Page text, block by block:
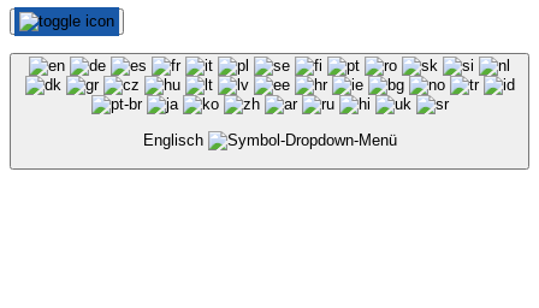
Englisch